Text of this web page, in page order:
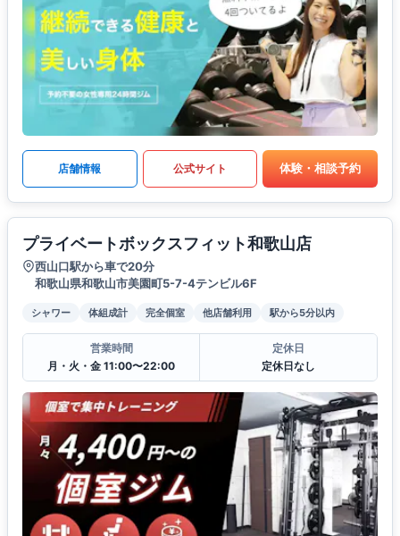
店舗情報 公式サイト 体験・相談予約
プライベートボックスフィット和歌山店
西山口駅から車で20分
和歌山県和歌山市美園町5-7-4テンビル6F
シャワー 体組成計 完全個室 他店舗利用 駅から5分以内
営業時間
月・火・金 11:00〜22:00
定休日
定休日なし